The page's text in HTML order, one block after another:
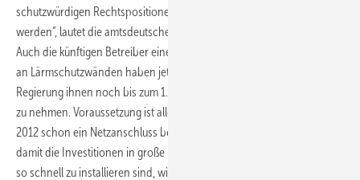
schutzwürdigen Rechtspositionen verfestigt hatten, geschützt
werden“, lautet die amtsdeutsche Formulierung im Gesetzesantrag.
Auch die künftigen Betreiber einer Dachanlage oder eines Generators
an Lärmschutzwänden haben jetzt etwas mehr Zeit. So will die
Regierung ihnen noch bis zum 1. Juli Zeit geben, die Anlage in Betrieb
zu nehmen. Voraussetzung ist allerdings, dass bis zum 24. Februar
2012 schon ein Netzanschluss beantragt wurde. Die Regierung will
damit die Investitionen in große Dachanlagen schützen, die ja nicht
so schnell zu installieren sind, wie eine kleine Anlage auf einem